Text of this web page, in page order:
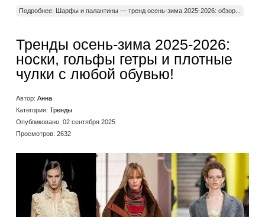
Подробнее: Шарфы и палантины — тренд осень-зима 2025-2026: обзор...
Тренды осень-зима 2025-2026:
носки, гольфы гетры и плотные
чулки с любой обувью!
Автор: Анна
Категория: Тренды
Опубликовано: 02 сентября 2025
Просмотров: 2632